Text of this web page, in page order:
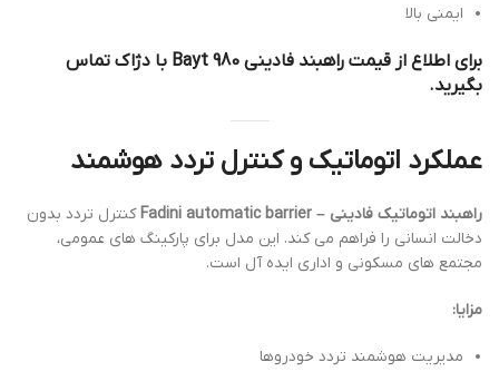
ایمنی بالا
برای اطلاع از قیمت راهبند فادینی Bayt 980 با دژاک تماس
بگیرید.
عملکرد اتوماتیک و کنترل تردد هوشمند
راهبند اتوماتیک فادینی – Fadini automatic barrier
کنترل تردد بدون
دخالت انسانی را فراهم می کند. این مدل برای پارکینگ های عمومی،
مجتمع های مسکونی و اداری ایده آل است.
مزایا:
مدیریت هوشمند تردد خودروها